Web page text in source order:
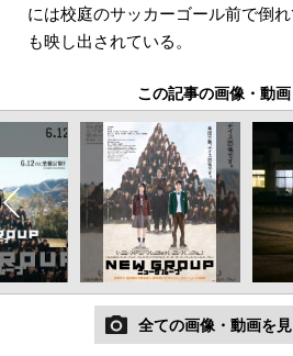
には校庭のサッカーゴール前で倒
も映し出されている。
この記事の画像・動画
全ての画像・動画を見